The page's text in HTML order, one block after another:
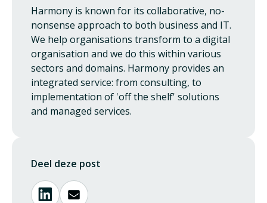
Harmony is known for its collaborative, no-
nonsense approach to both business and IT.
We help organisations transform to a digital
organisation and we do this within various
sectors and domains. Harmony provides an
integrated service: from consulting, to
implementation of 'off the shelf' solutions
and managed services.
Deel deze post